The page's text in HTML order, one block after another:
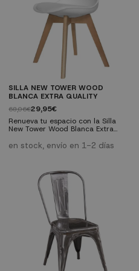
SILLA NEW TOWER WOOD
BLANCA EXTRA QUALITY
68,06€29,95€
Renueva tu espacio con la Silla
New Tower Wood Blanca Extra
maciza y su asiento ergonómico
en polipropileno blanco ofrecen
cualquier ambiente del hogar.
Además, su fácil montaje y
versatilidad la convierten en una
elección ideal para estilos
decorativos modernos o
nórdicos....
en stock, envío en 1-2 días